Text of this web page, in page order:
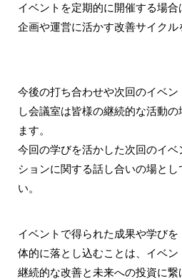
イベントを定期的に開催する場
企画や運営に活かす改善サイクル
今後の打ち合わせや次回のイベ
し会議室は皆様の継続的な活動
ます。
今回の学びを活かした次回のイ
ションに関する話し合いの場とし
い。
イベントで得られた成果や学び
体的に落とし込むことは、イベン
継続的な改善と未来への投資に